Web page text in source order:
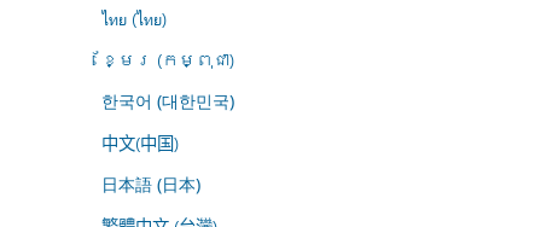
ไทย (ไทย)
ខ្មែរ (កម្ពុជា)
한국어 (대한민국)
中文(中国)
日本語 (日本)